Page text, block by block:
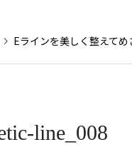
Eラインを美しく整えて
line_008